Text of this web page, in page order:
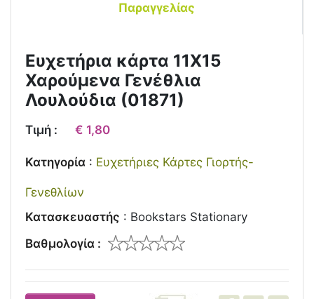
Παραγγελίας
Ευχετήρια κάρτα 11Χ15
Χαρούμενα Γενέθλια
Λουλούδια (01871)
Τιμή : € 1,80
Κατηγορία : Ευχετήριες Κάρτες Γιορτής-
Γενεθλίων
Κατασκευαστής : Bookstars Stationary
Βαθμολογία :